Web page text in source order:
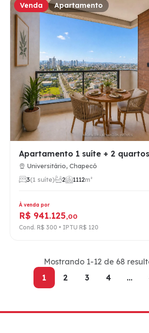
Venda Apartamento
Universitário, Chapecó
3(1 suíte) 2 1112m²
À venda por
R$ 941.125,00
Cond. R$ 300 • IPTU R$ 120
Mostrando 1-12 de 68
1
2 3 4 ...